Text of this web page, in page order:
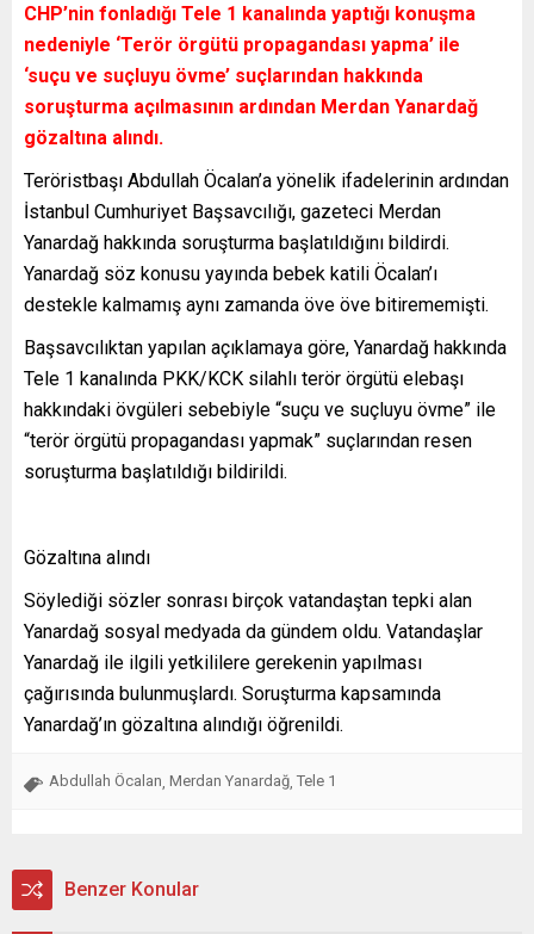
CHP’nin fonladığı Tele 1 kanalında yaptığı konuşma
nedeniyle ‘Terör örgütü propagandası yapma’ ile
‘suçu ve suçluyu övme’ suçlarından hakkında
soruşturma açılmasının ardından Merdan Yanardağ
gözaltına alındı.
Teröristbaşı Abdullah Öcalan’a yönelik ifadelerinin ardından
İstanbul Cumhuriyet Başsavcılığı, gazeteci Merdan
Yanardağ hakkında soruşturma başlatıldığını bildirdi.
Yanardağ söz konusu yayında bebek katili Öcalan’ı
destekle kalmamış aynı zamanda öve öve bitirememişti.
Başsavcılıktan yapılan açıklamaya göre, Yanardağ hakkında
Tele 1 kanalında PKK/KCK silahlı terör örgütü elebaşı
hakkındaki övgüleri sebebiyle “suçu ve suçluyu övme” ile
“terör örgütü propagandası yapmak” suçlarından resen
soruşturma başlatıldığı bildirildi.
Gözaltına alındı
Söylediği sözler sonrası birçok vatandaştan tepki alan
Yanardağ sosyal medyada da gündem oldu. Vatandaşlar
Yanardağ ile ilgili yetkililere gerekenin yapılması
çağırısında bulunmuşlardı. Soruşturma kapsamında
Yanardağ’ın gözaltına alındığı öğrenildi.
Abdullah Öcalan Merdan Yanardağ Tele 1
Benzer Konular